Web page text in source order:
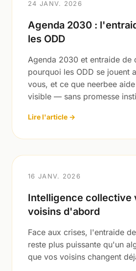
24 JANV. 2026
Agenda 2030 :
les ODD
Agenda 2030 et entraide de
pourquoi les ODD se jouent
vous, et ce que neerbee
visible — sans promesse
Lire l'article →
16 JANV. 2026
Intelligence collective
voisins d'abord
Face aux crises, l'entraide
reste plus puissante qu'un
que vos voisins changent